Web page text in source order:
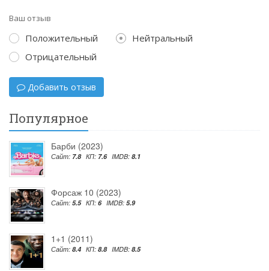
Ваш отзыв
Положительный
Нейтральный
Отрицательный
Добавить отзыв
Популярное
Барби (2023)
Сайт: 7.8 КП: 7.6 IMDB: 8.1
Форсаж 10 (2023)
Сайт: 5.5 КП: 6 IMDB: 5.9
1+1 (2011)
Сайт: 8.4 КП: 8.8 IMDB: 8.5